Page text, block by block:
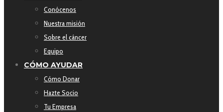
Conócenos
Nuestra misión
Sobre el cáncer
Equipo
CÓMO AYUDAR
Cómo Donar
Hazte Socio
Tu Empresa